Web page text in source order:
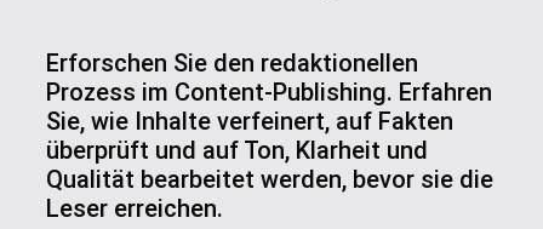
Erforschen Sie den redaktionellen
Prozess im Content-Publishing. Erfahren
Sie, wie Inhalte verfeinert, auf Fakten
überprüft und auf Ton, Klarheit und
Qualität bearbeitet werden, bevor sie die
Leser erreichen.